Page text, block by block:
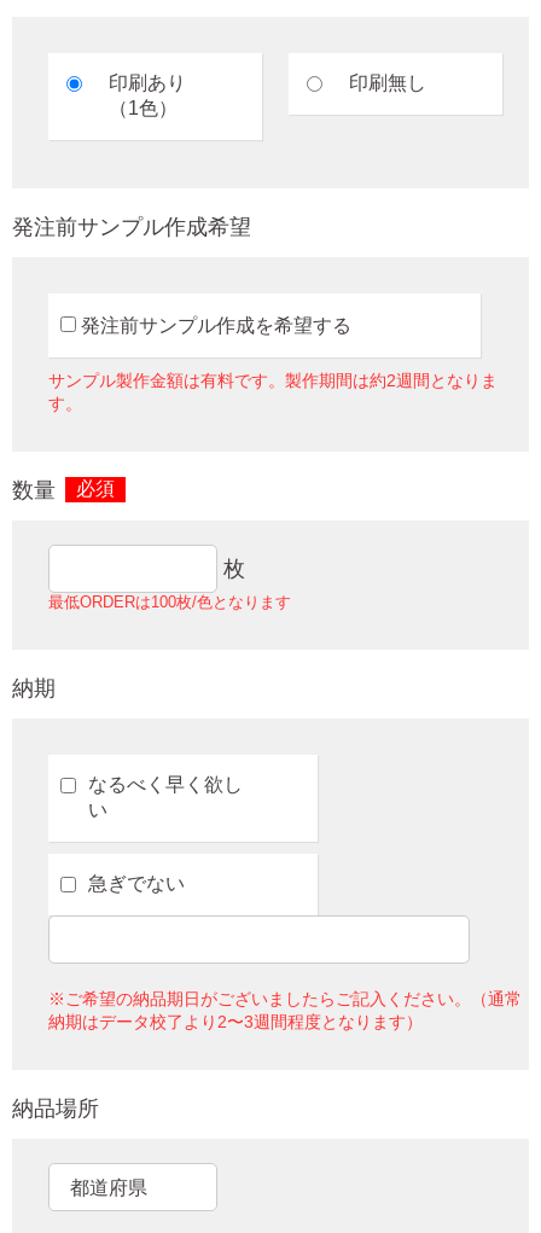
印刷あり
（1色）
印刷無し
発注前サンプル作成希望
発注前サンプル作成を希望する
サンプル製作金額は有料です。製作期間は約2週間となりま
す。
数量 必須
枚
最低ORDERは100枚/色となります
納期
なるべく早く欲し
い
急ぎでない
※ご希望の納品期日がございましたらご記入ください。（通常
納期はデータ校了より2〜3週間程度となります）
納品場所